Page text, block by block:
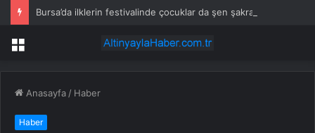
Bursa’da ilklerin festivalinde çocuklar da şen şakrak
Menü
Anasayfa / Haber
Haber